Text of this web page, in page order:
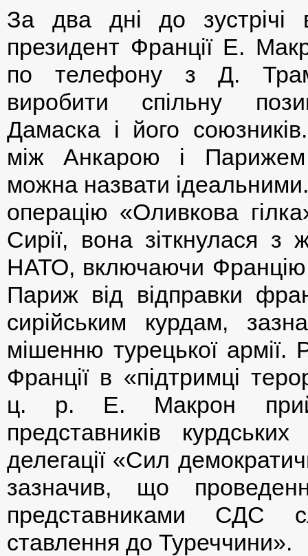
За два дні до зустрічі
президент Франції Е.
по телефону з Д.
виробити спільну
Дамаска і його
між Анкарою і
можна назвати
операцію «Оливкова
Сирії, вона зіткнулася
НАТО, включаючи Францію.
Париж від відправки
сирійським курдам,
мішенню турецької армії.
Франції в «підтримці
ц. р. Е. Макрон
представників
делегації «Сил
зазначив, що
представниками СДС
ставлення до Туреччини».